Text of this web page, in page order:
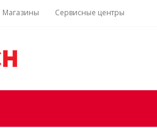
Магазины Сервисные центры